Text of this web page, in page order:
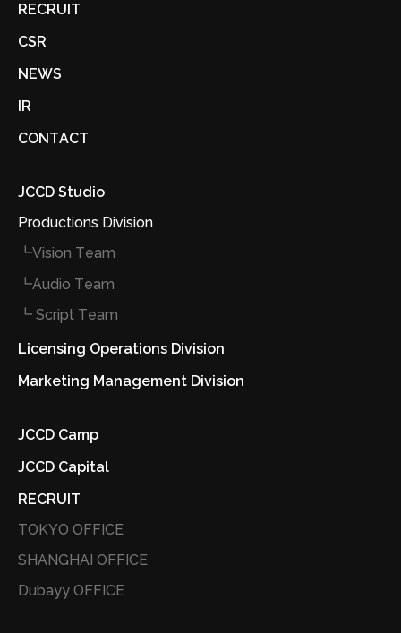
RECRUIT
CSR
NEWS
IR
CONTACT
JCCD Studio
Productions Division
┗Vision Team
┗Audio Team
┗ Script Team
Licensing Operations Division
Marketing Management Division
JCCD Camp
JCCD Capital
RECRUIT
TOKYO OFFICE
SHANGHAI OFFICE
Dubayy OFFICE